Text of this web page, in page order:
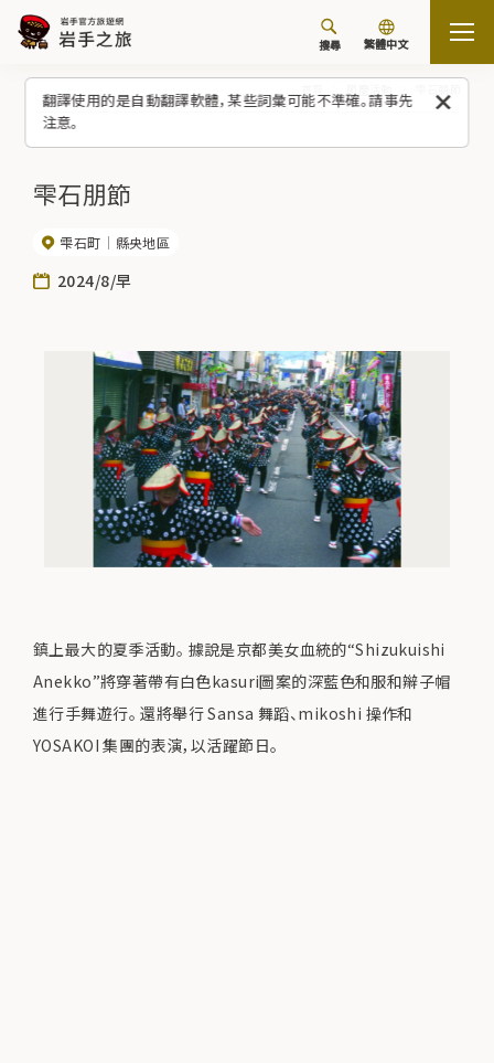
翻譯使用的是自動翻譯軟體，某些詞彙可能不準確。請事先
注意。
搜尋 繁體中文
雫石朋節
雫石町 縣央地區
2024/8/早
鎮上最大的夏季活動。 據說是京都美女血統的“Shizukuishi
Anekko”將穿著帶有白色kasuri圖案的深藍色和服和辮子帽
進行手舞遊行。 還將舉行 Sansa 舞蹈、mikoshi 操作和
YOSAKOI 集團的表演，以活躍節日。